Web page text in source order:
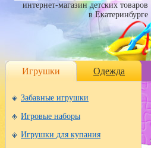
интернет-магазин детских товаров
в Екатеринбурге
Игрушки Одежда
Забавные игрушки
Игровые наборы
Игрушки для купания